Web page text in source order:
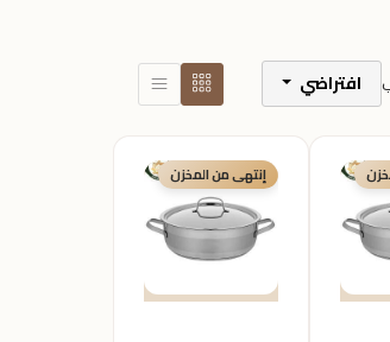
افتراضي
إنتهى من المخزن